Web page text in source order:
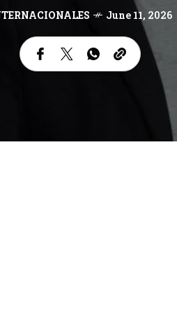
June 11, 2026